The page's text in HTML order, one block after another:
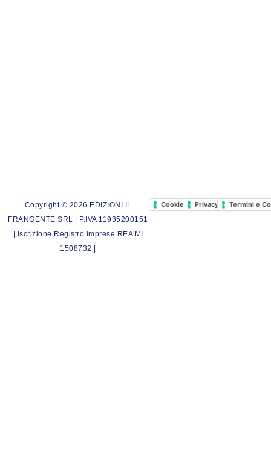
Copyright © 2026 EDIZIONI IL
FRANGENTE SRL | P.IVA 11935200151
| Iscrizione Registro imprese REA MI
1508732 |
Cookie PolicyPrivacy PolicyTermini e